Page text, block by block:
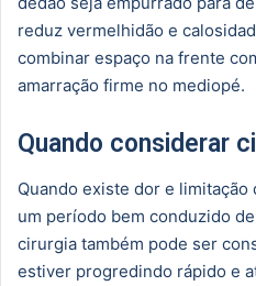
reduz vermelhidão e
combinar espaço na frente
amarração firme no mediopé.
Quando considerar
Quando existe dor e
um período bem conduzido
cirurgia também pode ser
estiver progredindo rápido e